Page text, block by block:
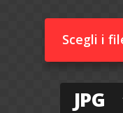
Scegli i
JPG